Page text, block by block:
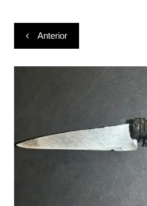
Navegação
de
Post
Anterior